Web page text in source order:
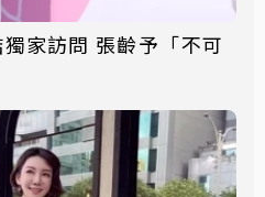
齡予「不可